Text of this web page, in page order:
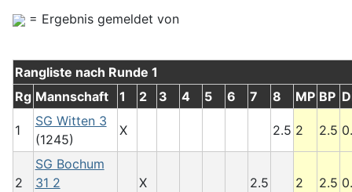
= Ergebnis gemeldet von
Rangliste nach Runde 1
Rg Mannschaft 1 2 3 4 5 6 7 8 MP BP
1
SG Witten 3
(1245)
X 2.5 2 2.5
2
SG Bochum
31 2
X 2.5 2 2.5